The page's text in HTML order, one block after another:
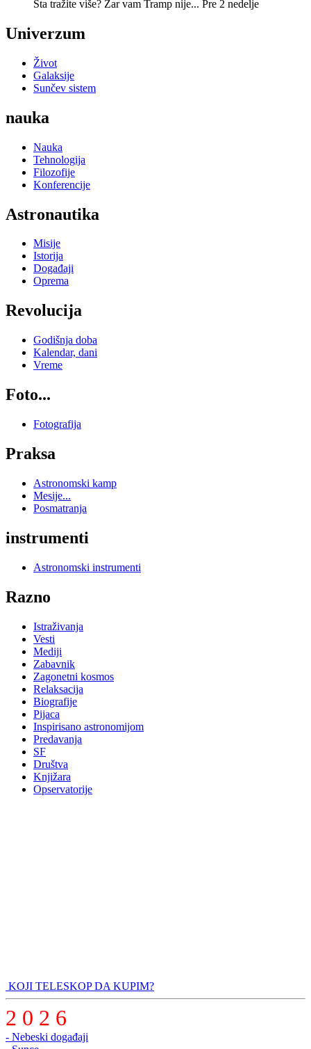
Šta tražite više? Zar vam Tramp nije... Pre 2 nedelje
Univerzum
Život
Galaksije
Sunčev sistem
nauka
Nauka
Tehnologija
Filozofije
Konferencije
Astronautika
Misije
Istorija
Događaji
Oprema
Revolucija
Godišnja doba
Kalendar, dani
Vreme
Foto...
Fotografija
Praksa
Astronomski kamp
Mesije...
Posmatranja
instrumenti
Astronomski instrumenti
Razno
Istraživanja
Vesti
Mediji
Zabavnik
Zagonetni kosmos
Relaksacija
Biografije
Pijaca
Inspirisano astronomijom
Predavanja
SF
Društva
Knjižara
Opservatorije
KOJI TELESKOP DA KUPIM?
2 0 2 6
- Nebeski događaji